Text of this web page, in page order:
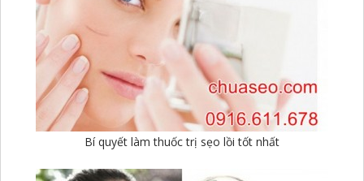
Bí quyết làm thuốc trị sẹo lồi tốt nhất